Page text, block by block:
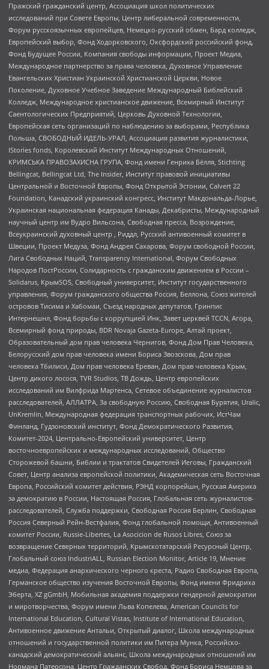
Пражский гражданский центр, Ассоциация школ политических
исследований при Совете Европы, Центр либеральной современности,
Форум русскоязычных европейцев, Немецко-русский обмен, Бард колледж,
Европейский выбор, Фонд Ходорковского, Оксфордский российский фонд,
Фонд Будущее России, Компания свободы информации, Проект Медиа,
Международное партнерство за права человека, Духовное Управление
Евангельских Христиан Украинской Христианской Церкви, Новое
Поколение, Духовное Учебное Заведение Международный Библейский
Колледж, Международное христианское движение, Всемирный Институт
Саентологических Предприятий, Церковь Духовной Технологии,
Европейская сеть организаций по наблюдению за выборами, Республика
Польша, СВОБОДНЫЙ ИДЕЛЬ-УРАЛ, Ассоциация развития журналистики,
IStories fonds, Королевский Институт Международных Отношений,
КРИМСЬКА ПРАВОЗАХИСНА ГРУПА, Фонд имени Генриха Бёлля, Stichting
Bellingcat, Bellingcat Ltd, The Insider, Институт правовой инициативы
Центральной и Восточной Европы, Фонд Открытой Эстонии, Calvert 22
Foundation, Канадский украинский конгресс, Институт Макдональда-Лорье,
Украинская национальная федерация Канады, Декабристы, Международный
научный центр им Вудро Вильсона, Свободная пресса, Возрождение,
Всеукраинский духовный центр , Риддл, Русский антивоенный комитет в
Швеции, Проект Медуза, Фонд Андрея Сахарова, Форум свободной России,
Лига Свободных Наций, Transparеncy International, Форум Свободных
Народов ПостРоссии, Солидарность с гражданским движением в России –
Solidarus, КрымSOS, Свободный университет, Институт государственного
управления, Форум гражданского общества Россия, Беллона, Союз жителей
островов Тисима и Хабомаи, Съезд народных депутатов, Гринпис
Интернешнл, Фонд борьбы с коррупцией Инк, Завет церквей TCCN, Агора,
Всемирный фонд природы, BDR Novaja Gazeta-Europe, Алтай проект,
Образовательный дом прав человека Чернигов, Фонд Дом Прав Человека,
Белорусский дом прав человека имени Бориса Звозскова, Дом прав
человека Тбилиси, Дом прав человека Ереван, Дом прав человека Крым,
Центр дикого лосося, TVR Studios, ТВ Дождь, Центр европейских
исследований им Вилфрида Мартенса, Сетевое объединение журналистов
расследователей, АЛЛАТРА, За свободную Россию, Свободная Бурятия, Uralic,
UnKremlin, Международная федерация транспортных рабочих, ИстЧам
Финланд, Гудзоновский институт, Фонд Демократического Развития,
Комитет-2024, Центрально-Европейский университет, Центр
восточноевропейских и международных исследований, Общество
Сторожевой башни, Библии и трактатов Свидетелей Иеговы, Гражданский
Совет, Центр анализа европейской политики, Академическая сеть Восточная
Европа, Российский комитет действия, РЭНД корпорейшн, Русская Америка
за демократию в России, Настоящая Россия, Глобальная сеть журналистов-
расследователей, Служба поддержки, Свободная Россия Берлин, Свободная
Россия Северный Рейн-Вестфалия, Фонд глобальной помощи, Антивоенный
комитет России, Russie-Libertes, La Asocicion de Rusos Libres, Союз за
возвращение Северных территорий, Крымскотатарский Ресурсный Центр,
Глобальный союз IndustriALL, Russian Election Monitor, Article 19, Мнение
медиа, Федерация анархического черного креста, Радио Свободная Европа,
Германское общество изучения Восточной Европы, Фонд имени Фридриха
Эберта, XZ gGmbH, Мобильная академия поддержки гендерной демократии
и миротворчества, Форум имени Льва Копелева, American Councils for
International Education, Cultural Vistas, Institute of International Education,
Антивоенное движение Антальи, Открытый диалог, Школа международных
отношений и государственной политики им Питера Мунка, Российско-
канадский демократический альянс, Школа международных отношений им
Нормана Патерсона, Центр Гражданских Свобод, Фонд Бориса Немцова за